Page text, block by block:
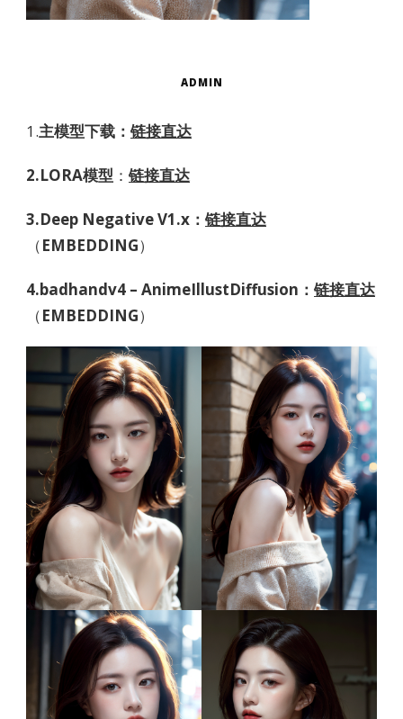
ADMIN
1.主模型下载： 链接直达
2.LORA模型 ： 链接直达
3.Deep Negative V1.x： 链接直达
（EMBEDDING）
4.badhandv4 – AnimeIllustDiffusion： 链接直达
（EMBEDDING）